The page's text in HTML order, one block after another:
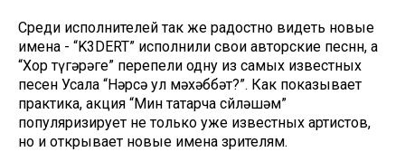
Среди исполнителей так же радостно видеть новые
имена - “K3DERT” исполнили свои авторские песнн, а
“Хор түгәрәге” перепели одну из самых известных
песен Усала “Нәрсә ул мәхәббәт?”. Как показывает
практика, акция “Мин татарча сөйләшәм”
популяризирует не только уже известных артистов,
но и открывает новые имена зрителям.